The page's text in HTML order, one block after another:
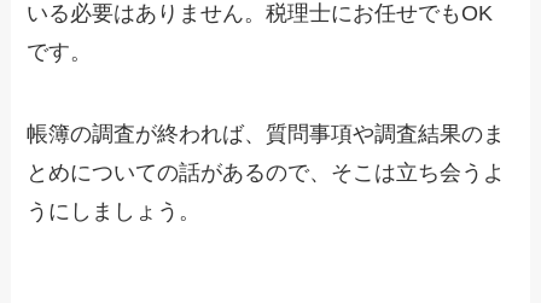
いる必要はありません。税理士にお任せでもOK
です。
帳簿の調査が終われば、質問事項や調査結果のま
とめについての話があるので、そこは立ち会うよ
うにしましょう。